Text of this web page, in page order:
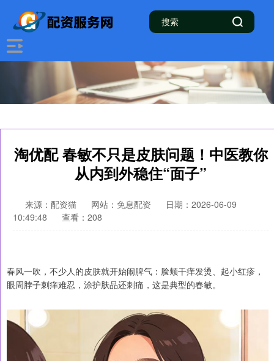
淘优配 春敏不只是皮肤问题！中医教你
从内到外稳住“面子”
来源：配资猫 网站：免息配资
日期：2026-06-09
10:49:48
查看：208
春风一吹，不少人的皮肤就开始闹脾气：脸颊干痒发烫、起小红疹，
眼周脖子刺痒难忍，涂护肤品还刺痛，这是典型的春敏。